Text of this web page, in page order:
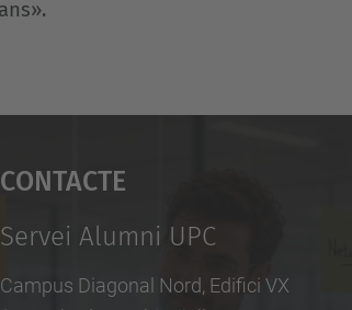
Contacte
Servei Alumni UPC
Campus Diagonal Nord, Edifici VX